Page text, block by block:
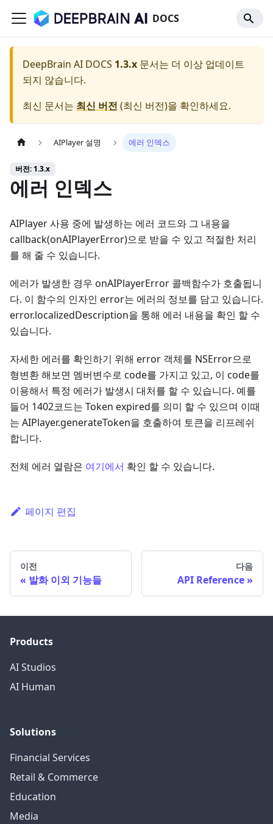
DOCS
DeepBrain AI DOCS 1.3.x 문서는 더 이상 업데이트
되지 않습니다.
최신 문서는 최신 버전 (최신 버전)을 확인하세요.
AIPlayer 설명 에러 인덱스
버전: 1.3.x
에러 인덱스
AIPlayer 사용 중에 발생하는 에러 코드와 그 내용을
callback(onAIPlayerError)으로 받을 수 있고 적절한 처리
를 해 줄 수 있습니다.
에러가 발생한 경우 onAIPlayerError 콜백함수가 호출됩니
다. 이 함수의 인자인 error는 에러의 정보를 담고 있습니다.
error.localizedDescription을 통해 에러 내용을 확인 할 수
있습니다.
자세한 에러를 확인하기 위해 error 객체를 NSError으로
형변환 해보면 멤버변수로 code를 가지고 있고, 이 code를
이용해서 특정 에러가 발생시 대처를 할 수 있습니다. 예를
들어 1402코드는 Token expired를 의미 할 수 있으며 이때
는 AIPlayer.generateToken을 호출하여 토큰을 리프레쉬
합니다.
전체 에러 열람은 여기에서 확인 할 수 있습니다.
페이지 편집
이전
발화 이외 기능들
다음
API Reference
Products
AI Studios
AI Human
Solutions
Financial Services
Retail & Commerce
Education
Media